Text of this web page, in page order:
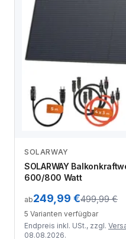
SOLARWAY
SOLARWAY
600/800 Watt
ab249,99 €499,99 €
5 Varianten verfügbar
Endpreis inkl. USt., zzgl.
08.08.2026.